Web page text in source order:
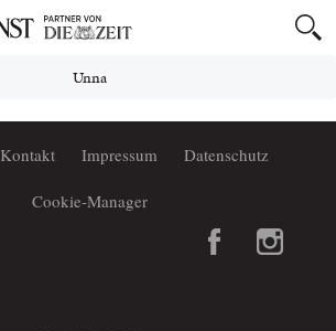
Unna
Kontakt Impressum Datenschutz
Cookie-Manager